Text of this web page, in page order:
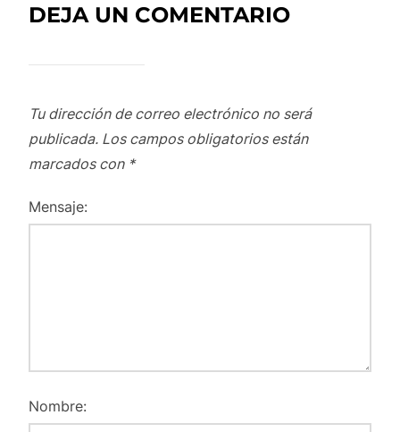
DEJA UN COMENTARIO
Tu dirección de correo electrónico no será
publicada.Los campos obligatorios están
marcados con *
Mensaje:
Nombre: